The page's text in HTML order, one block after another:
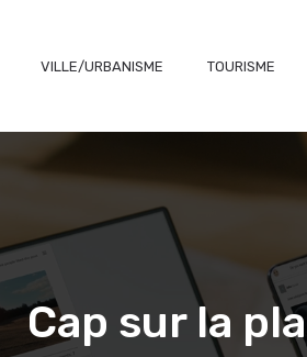
VILLE/URBANISME TOURISME
Cap sur la